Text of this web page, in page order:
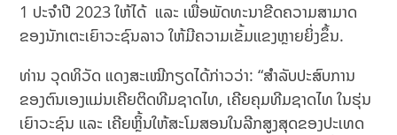
1 ປະຈຳປີ 2023 ໃຫ້ໄດ້ ແລະ ເພື່ອພັດທະນາຂີດຄວາມສາມາດ
ຂອງນັກເຕະເຍົາວະຊົນລາວ ໃຫ້ມີຄວາມເຂັ້ມແຂງຫຼາຍຍິ່ງຂຶ້ນ.
ທ່ານ ວຸດທິວັດ ແດງສະເໝີກຽດໄດ້ກ່າວວ່າ: “ສໍາລັບປະສົບການ
ຂອງຕົນເອງແມ່ນເຄີຍຕິດທີມຊາດໄທ, ເຄີຍຄຸມທີມຊາດໄທ ໃນຮຸ່ນ
ເຍົາວະຊົນ ແລະ ເຄີຍຫຼິ້ນໃຫ້ສະໂມສອນໃນລີກສູງສຸດຂອງປະເທດ